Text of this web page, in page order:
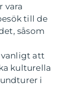
vara
till de
såsom
vanligt att
kulturella
i